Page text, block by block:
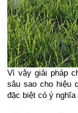
Vì vậy giải pháp
sâu sao cho hiệu
đặc biệt có ý